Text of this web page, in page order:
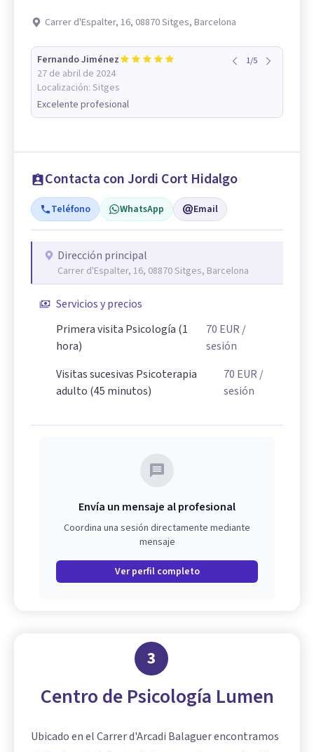
Carrer d'Espalter, 16, 08870 Sitges, Barcelona
Fernando Jiménez
27 de abril de 2024
Localización: Sitges
1/5
Excelente profesional
Contacta con Jordi Cort Hidalgo
Teléfono WhatsApp Email
Dirección principal
Carrer d'Espalter, 16, 08870 Sitges, Barcelona
Servicios y precios
Primera visita Psicología (1
hora)
70 EUR /
sesión
Visitas sucesivas Psicoterapia
adulto (45 minutos)
70 EUR /
sesión
Envía un mensaje al profesional
Coordina una sesión directamente mediante
mensaje
Ver perfil completo
3
Centro de Psicología Lumen
Ubicado en el Carrer d'Arcadi Balaguer encontramos